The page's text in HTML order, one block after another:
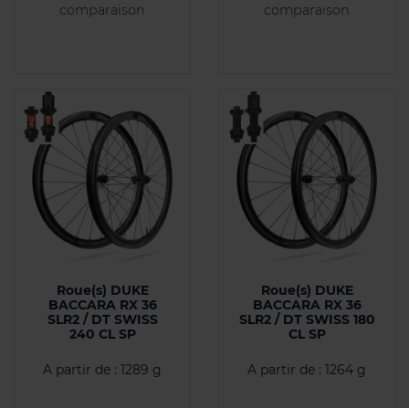
comparaison
comparaison
Roue(s) DUKE
BACCARA RX 36
SLR2 / DT SWISS
240 CL SP
A partir de : 1289 g
Roue(s) DUKE
BACCARA RX 36
SLR2 / DT SWISS 180
CL SP
A partir de : 1264 g